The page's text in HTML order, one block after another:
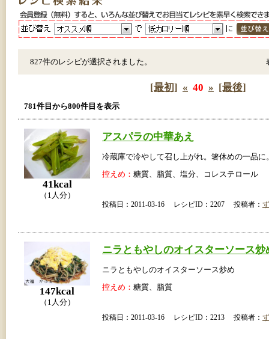
827件のレシピが選択されました。
[最初] « 40 » [最後]
781件目から800件目を表示
41kcal
（1人分）
アスパラの中華あえ
冷蔵庫で冷やして召し上がれ。箸休めの一品に
控えめ： 糖質、脂質、塩分、コレステロール
投稿日：2011-03-16 レシピID：2207 投稿者：
147kcal
（1人分）
ニラともやしのオイスターソース炒
ニラともやしのオイスターソース炒め
控えめ： 糖質、脂質
投稿日：2011-03-16 レシピID：2213 投稿者：